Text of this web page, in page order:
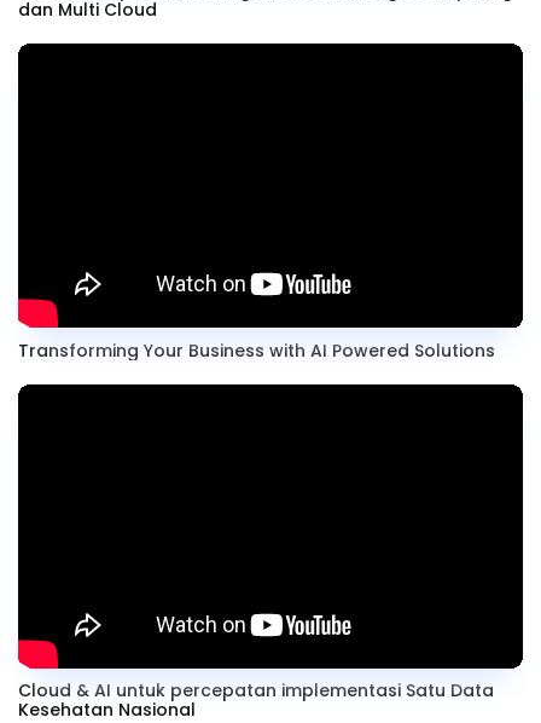
dan Multi Cloud
Transforming Your Business with AI Powered Solutions
Cloud & AI untuk percepatan implementasi Satu Data
Kesehatan Nasional